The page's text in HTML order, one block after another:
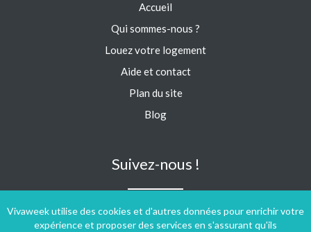
Vivaweek utilise des cookies et d'autres données pour enrichir votre
expérience et proposer des services en s'assurant qu'ils
Accueil
Qui sommes-nous ?
Louez votre logement
Aide et contact
Plan du site
Blog
Suivez-nous !